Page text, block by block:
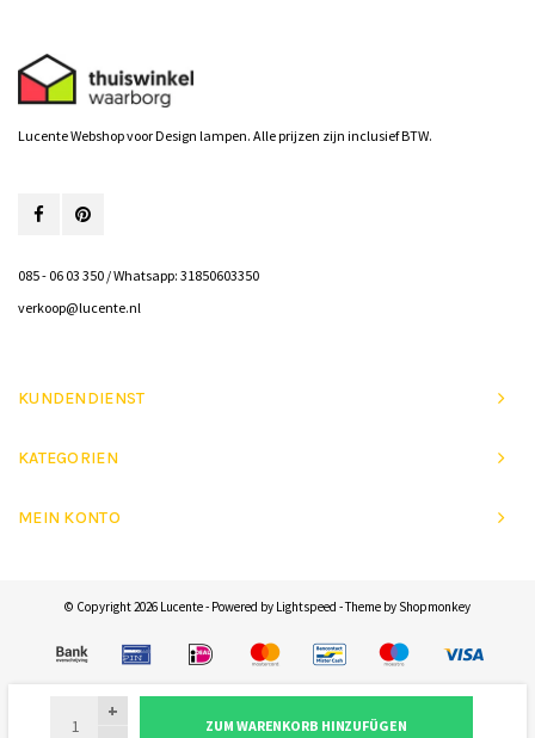
+
ZUM WARENKORB HINZUFÜGEN
Lucente Webshop voor Design lampen. Alle prijzen zijn inclusief BTW.
085 - 06 03 350 / Whatsapp: 31850603350
verkoop@lucente.nl
KUNDENDIENST
KATEGORIEN
MEIN KONTO
© Copyright 2026 Lucente - Powered by Lightspeed - Theme by Shopmonkey